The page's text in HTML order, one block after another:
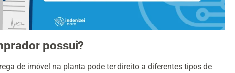
possui?
de imóvel na planta pode ter direito a diferentes tipos de